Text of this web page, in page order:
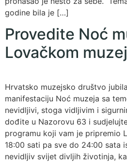
godine bila je […]
Provedite Noć
Lovačkom
Hrvatsko muzejsko društvo
manifestaciju Noć muzeja sa
nevidljivi, stoga vidljivim i
dođite u Nazorovu 63 i
programu koji vam je pripremio
18:00 sati pa sve do 24:00 sata
nevidljiv svijet divljih životinja,